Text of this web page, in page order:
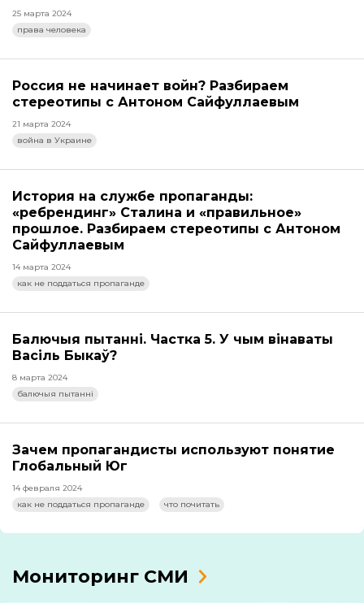
25 марта 2024
права человека
Россия не начинает войн? Разбираем
стереотипы с Антоном Сайфуллаевым
21 марта 2024
война в Украине
История на службе пропаганды:
«ребрендинг» Сталина и «правильное»
прошлое. Разбираем стереотипы с Антоном
Сайфуллаевым
14 марта 2024
как не поддаться пропаганде
Балючыя пытанні. Частка 5. У чым вінаваты
Васіль Быкаў?
8 марта 2024
балючыя пытанні
Зачем пропагандисты используют понятие
Глобальный Юг
14 февраля 2024
как не поддаться пропаганде
что почитать
Мониторинг СМИ